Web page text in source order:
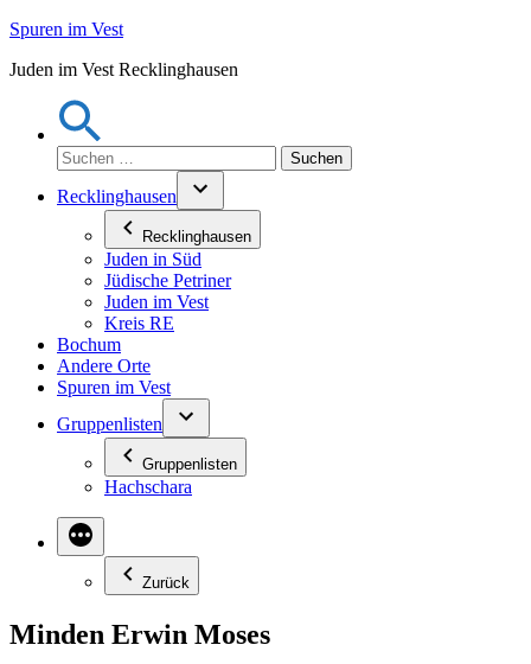
Zum
springen
Spuren im Vest
Juden im Vest Recklinghausen
Suchen
nach:
Recklinghausen
Recklinghausen
Juden in Süd
Jüdische Petriner
Juden im Vest
Kreis RE
Bochum
Andere Orte
Spuren im Vest
Gruppenlisten
Gruppenlisten
Hachschara
Zurück
Minden Erwin Moses